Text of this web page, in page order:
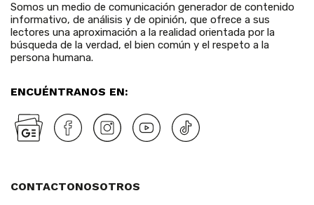
Somos un medio de comunicación generador de contenido
informativo, de análisis y de opinión, que ofrece a sus
lectores una aproximación a la realidad orientada por la
búsqueda de la verdad, el bien común y el respeto a la
persona humana.
ENCUÉNTRANOS EN:
CONTACTONOSOTROS